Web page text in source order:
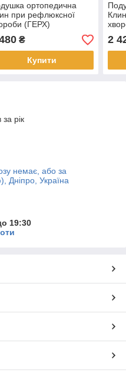
ортопедична
при рефлюксної
(ГЕРХ)
Olvi J2540SG
₴
Купити
2
рік
немає, або за
Дніпро, Україна
19:30